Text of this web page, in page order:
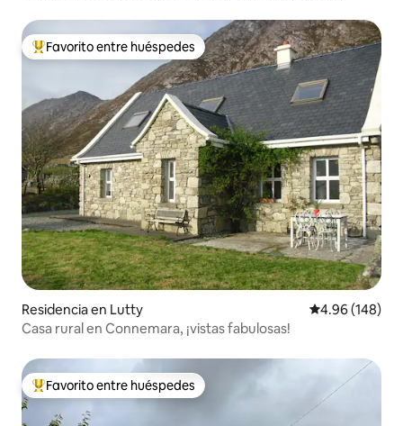
De los mejores en Favorito entre huéspedes
Favorito entre huéspedes
Residencia en Lutty Calificación
4.96 (148)
Casa rural en Connemara, ¡vistas fabulosas!
De los mejores en Favorito entre huéspedes
Favorito entre huéspedes